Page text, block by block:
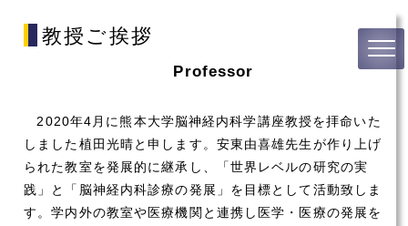
教授ご挨拶
Professor
2020年4月に熊本大学脳神経内科学講座教授を拝命いた
しました植田光晴と申します。安東由喜雄先生が作り上げ
られた教室を発展的に継承し、「世界レベルの研究の実
践」と「脳神経内科診療の発展」を目標として活動致しま
す。学内外の教室や医療機関と連携し医学・医療の発展を